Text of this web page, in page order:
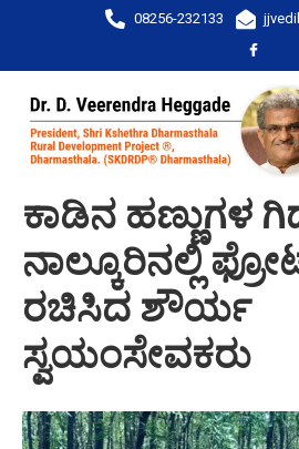
08256-232133
ಕಾಡಿನ ಹಣ್ಣುಗಳ
ನಾಲ್ಕೂರಿನಲ್ಲಿ
ರಚಿಸಿದ ಶೌರ್ಯ
ಸ್ವಯಂಸೇವಕರು